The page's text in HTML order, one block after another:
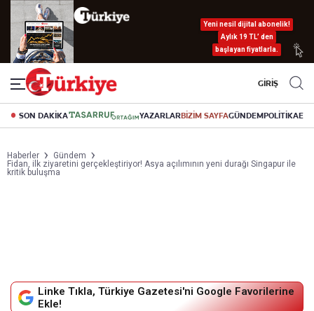
Yeni nesil dijital abonelik!
Aylık 19 TL’ den
başlayan fiyatlarla.
GİRİŞ
SON DAKİKA YAZARLARBİZİM SAYFAGÜNDEMPOLİTİKA
Haberler
Gündem
Fidan, ilk ziyaretini gerçekleştiriyor! Asya açılımının yeni durağı Singapur ile
kritik buluşma
Linke Tıkla, Türkiye Gazetesi'ni Google Favorilerine
Ekle!